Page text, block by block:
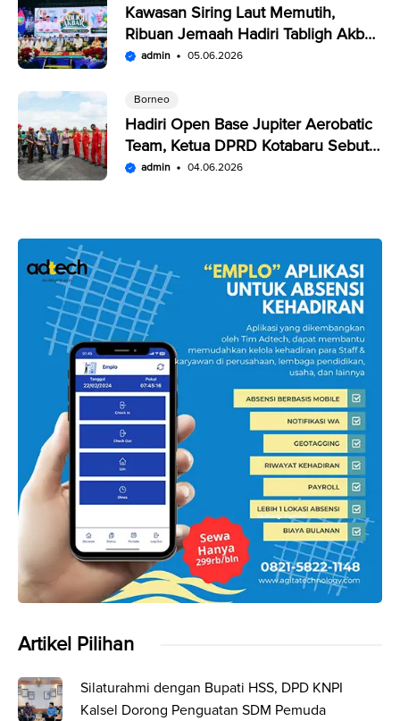
Kawasan Siring Laut Memutih,
Ribuan Jemaah Hadiri Tabligh Akbar
HUT Kabupaten Kotabaru
admin 05.06.2026
Borneo
Hadiri Open Base Jupiter Aerobatic
Team, Ketua DPRD Kotabaru Sebut
Penampilan JAT Luar Biasa
admin 04.06.2026
Artikel Pilihan
Silaturahmi dengan Bupati HSS, DPD KNPI
Kalsel Dorong Penguatan SDM Pemuda